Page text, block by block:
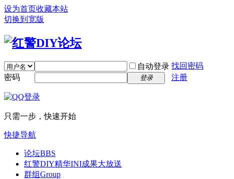
设为首页收藏本站
切换到宽版
自动登录 找回密码
密码
登录 注册
只需一步，快速开始
快捷导航
论坛BBS
红警DIY精华INI成果大放送
群组Group